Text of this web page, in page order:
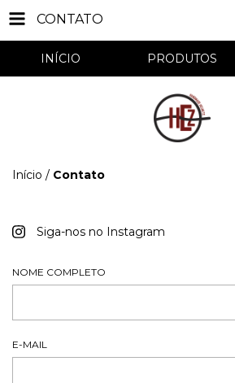
CONTATO
INÍCIO PRODUTOS
Início / Contato
Siga-nos no Instagram
NOME COMPLETO
E-MAIL